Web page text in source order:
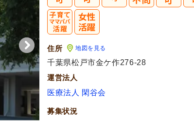
住所 地図を見る
千葉県松戸市金ケ作276-28
運営法人
医療法人 閑谷会
募集状況